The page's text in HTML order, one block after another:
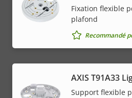
Fixation flexible
plafond
Recommandé
AXIS T91A33
Support flexible